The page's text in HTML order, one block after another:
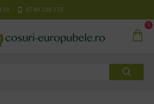
0740 230 170
0